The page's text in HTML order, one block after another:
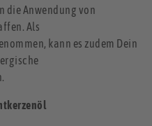
die Anwendung von
Als
kann es zudem Dein